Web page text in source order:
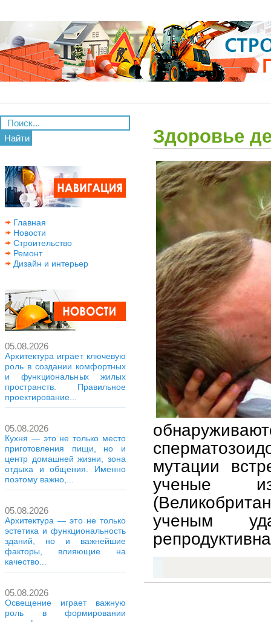
Найти
Главная
Новости
Строительство
Ремонт
Дизайн и интерьер
05.08.2026
Архитектура играет ключевую
роль в создании комфортных
и функциональных жилых
пространств. Правильное
проектирование...
05.08.2026
Кухня — это не только место
приготовления пищи, но и
центр домашней жизни, зона
отдыха и общения. Именно
поэтому важно,...
05.08.2026
Архитектура — это не только
эстетика и функциональность
зданий, но и важнейшие
факторы, влияющие на
качество...
05.08.2026
Освещение играет важную
роль в формировании
Здоровье
мутации
ученые из
ученым